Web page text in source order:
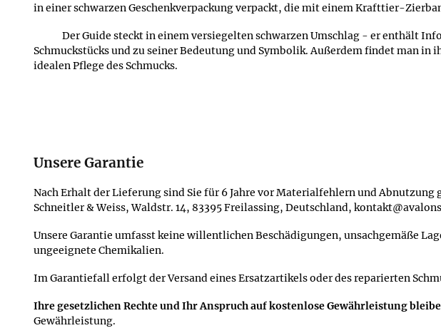
in einer schwarzen Geschenkverpackung verpackt, die mit einem Krafttier-
Der Guide steckt in einem versiegelten schwarzen Umschlag - er enthält
Schmuckstücks und zu seiner Bedeutung und Symbolik. Außerdem findet man
idealen Pflege des Schmucks.
Unsere Garantie
Nach Erhalt der Lieferung sind Sie für 6 Jahre vor Materialfehlern und
Schneitler & Weiss, Waldstr. 14, 83395 Freilassing, Deutschland,
Unsere Garantie umfasst keine willentlichen Beschädigungen, unsachgemäße
ungeeignete Chemikalien.
Im Garantiefall erfolgt der Versand eines Ersatzartikels oder des reparierten
Ihre gesetzlichen Rechte und Ihr Anspruch auf kostenlose Gewährleistung
Gewährleistung.